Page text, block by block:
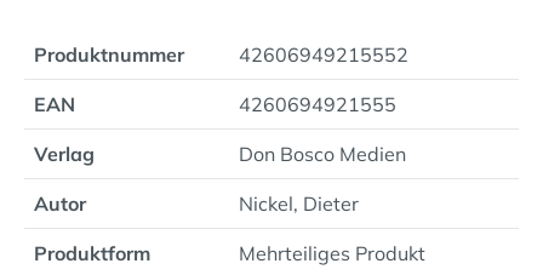
Produktnummer 42606949215552
EAN 4260694921555
Verlag Don Bosco Medien
Autor Nickel, Dieter
Produktform Mehrteiliges Produkt